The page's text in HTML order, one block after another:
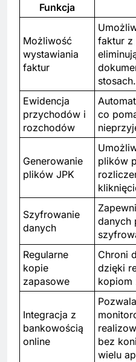
Funkcja
Możliwość
wystawiania
faktur
faktur z
stosach.
Ewidencja
przychodów i
rozchodów
co
Generowanie
plików JPK
plików
Szyfrowanie
danych
danych
Regularne
kopie
zapasowe
Chroni
dzięki
kopiom
Integracja z
bankowością
online
bez
wielu